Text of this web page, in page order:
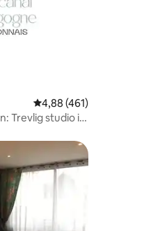
4,88 av 5 i
4,88 (461)
Trevlig studio i